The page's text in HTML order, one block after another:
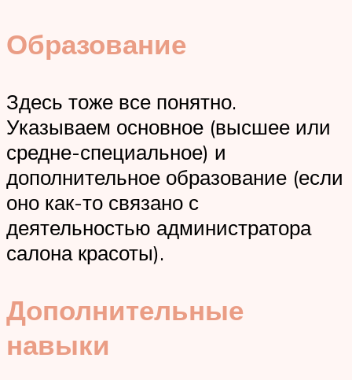
Образование
Здесь тоже все понятно.
Указываем основное (высшее или
средне-специальное) и
дополнительное образование (если
оно как-то связано с
деятельностью администратора
салона красоты).
Дополнительные
навыки